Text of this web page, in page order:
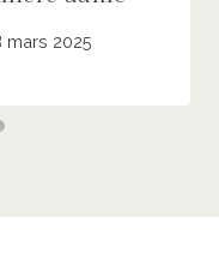
mars 2025